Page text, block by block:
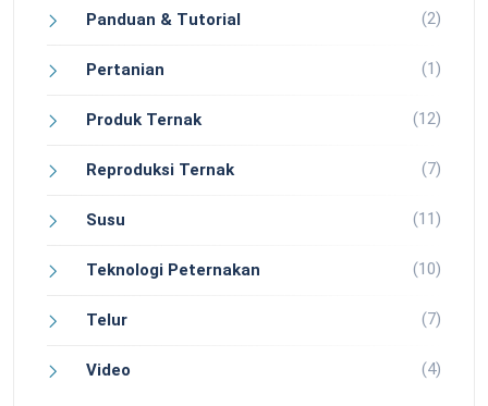
Panduan & Tutorial (2)
Pertanian (1)
Produk Ternak (12)
Reproduksi Ternak (7)
Susu (11)
Teknologi Peternakan (10)
Telur (7)
Video (4)